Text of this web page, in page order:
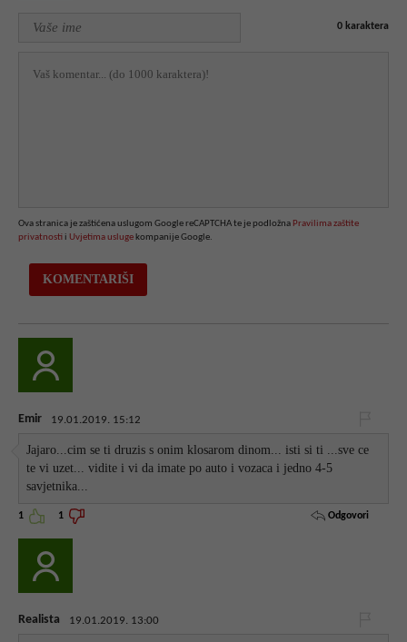
0 karaktera
Ova stranica je zaštićena uslugom Google reCAPTCHA te je podložna Pravilima zaštite
privatnosti i Uvjetima usluge kompanije Google.
Emir 19.01.2019. 15:12
Jajaro...cim se ti druzis s onim klosarom dinom... isti si ti ...sve ce
te vi uzet... vidite i vi da imate po auto i vozaca i jedno 4-5
savjetnika...
1 1 Odgovori
Realista 19.01.2019. 13:00